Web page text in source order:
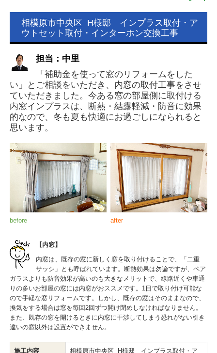
相模原市中央区 H様邸 インプラス取付・ア
ウトセット取付・インターホン交換工事
担当：中里
「補助金を使って窓のリフォームをした
い」とご相談をいただき、内窓の取付工事をさせ
ていただきました。今ある窓の部屋側に取付ける
内窓インプラスは、断熱・結露軽減・防音に効果
的なので、冬も夏も快適にお過ごしになられると
思います。
before after
【内窓】
内窓は、既存の窓に新しく窓を取り付けることで、「二重
サッシ」とも呼ばれています。断熱効果は勿論ですが、ペア
ガラスよりも防音効果が高いのも大きなメリットで、線路近くや車通
りの多いお部屋の窓には内窓がおススメです。1日で取り付け可能な
ので手軽な窓リフォームです。しかし、既存の窓はそのままなので、
換気をする場合は窓を毎回2回ずつ開け閉めしなければなりません。
また、既存の窓を開けるときに内窓に干渉してしまう恐れがない引き
違いの窓以外は設置ができません。
施工内容
相模原市中央区 H様邸 インプラス取付・ア